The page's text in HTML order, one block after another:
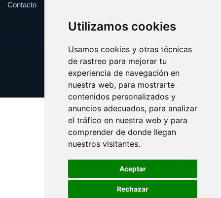
Utilizamos cookies
Usamos cookies y otras técnicas
de rastreo para mejorar tu
experiencia de navegación en
nuestra web, para mostrarte
contenidos personalizados y
anuncios adecuados, para analizar
el tráfico en nuestra web y para
comprender de donde llegan
nuestros visitantes.
Aceptar
Rechazar
Contacto
Update cookies preferences
Copyright © 2025 enormes.es